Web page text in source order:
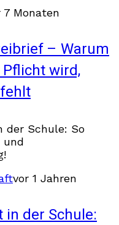
7 Monaten
– Warum
wird,
vor 1 Jahren
in der Schule: